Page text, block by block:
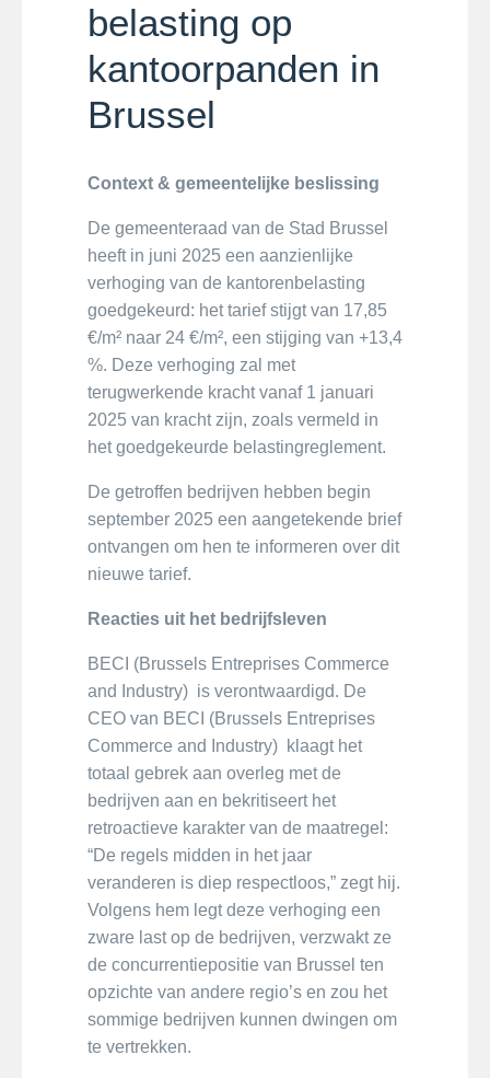
belasting op
kantoorpanden in
Brussel
Context & gemeentelijke beslissing
De gemeenteraad van de Stad Brussel
heeft in juni 2025 een aanzienlijke
verhoging van de kantorenbelasting
goedgekeurd: het tarief stijgt van 17,85
€/m² naar 24 €/m², een stijging van +13,4
%. Deze verhoging zal met
terugwerkende kracht vanaf 1 januari
2025 van kracht zijn, zoals vermeld in
het goedgekeurde belastingreglement.
De getroffen bedrijven hebben begin
september 2025 een aangetekende brief
ontvangen om hen te informeren over dit
nieuwe tarief.
Reacties uit het bedrijfsleven
BECI (Brussels Entreprises Commerce
and Industry) is verontwaardigd. De
CEO van BECI (Brussels Entreprises
Commerce and Industry) klaagt het
totaal gebrek aan overleg met de
bedrijven aan en bekritiseert het
retroactieve karakter van de maatregel:
“De regels midden in het jaar
veranderen is diep respectloos,” zegt hij.
Volgens hem legt deze verhoging een
zware last op de bedrijven, verzwakt ze
de concurrentiepositie van Brussel ten
opzichte van andere regio’s en zou het
sommige bedrijven kunnen dwingen om
te vertrekken.